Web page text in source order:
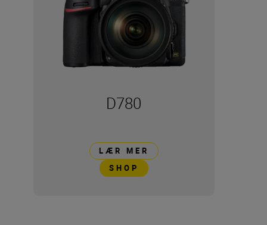
D780
LÆR MER
SHOP